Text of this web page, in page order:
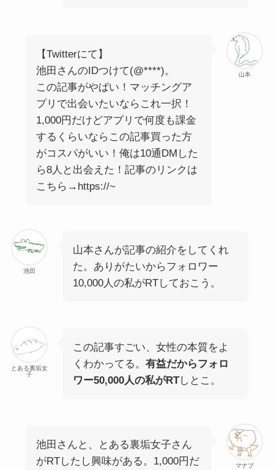
山本
【Twitterにて】
池田さんのIDつけて(@****)。
この記事がやばい！マッチングア
プリで出会いたいならこれ一択！
1,000円だけどアプリで何度も課金
するくらいならこの記事買った方
がコスパがいい！俺は10通DMした
ら8人と出会えた！記事のリンクは
こちら→https://~
池田
山本さんが記事の紹介をしてくれ
た。ありがたいからフォロワー
10,000人の私がRTしておこう。
とある裏垢女
子
この記事すごい、女性の本質をよ
くわかってる。 有益だからフォロ
ワー50,000人の私がRTしとこ。
マナブ
池田さんと、とある裏垢女子さん
がRTしたし興味がある。1,000円だ